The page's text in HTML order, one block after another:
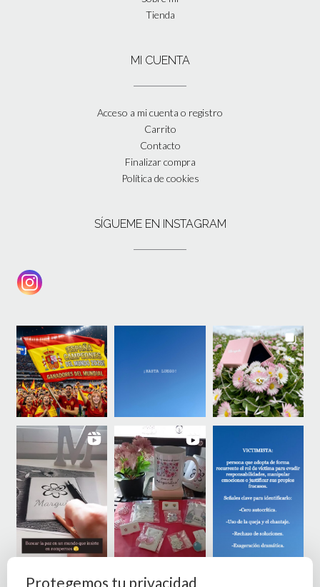
Tienda
MI CUENTA
Acceso a mi cuenta o registro
Carrito
Contacto
Finalizar compra
Política de cookies
SÍGUEME EN INSTAGRAM
Protegemos tu privacidad